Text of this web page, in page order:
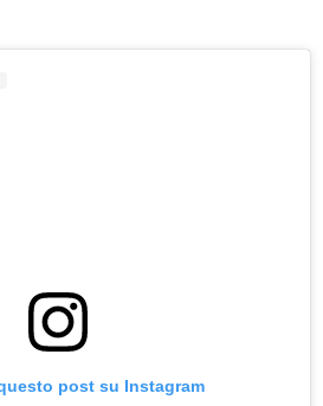
post su Instagram